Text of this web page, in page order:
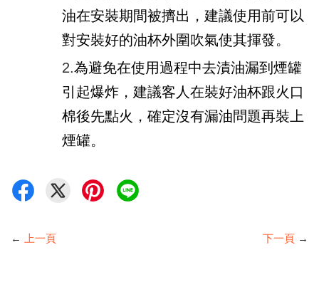
油在安裝期間被擠出，建議使用前可以
對安裝好的油杯外圍吹氣使其揮發。
2.為避免在使用過程中去漬油漏到煙罐
引起爆炸，建議客人在裝好油杯跟火口
棉後先點火，確定沒有漏油問題再裝上
煙罐。
← 上一頁 下一頁 →